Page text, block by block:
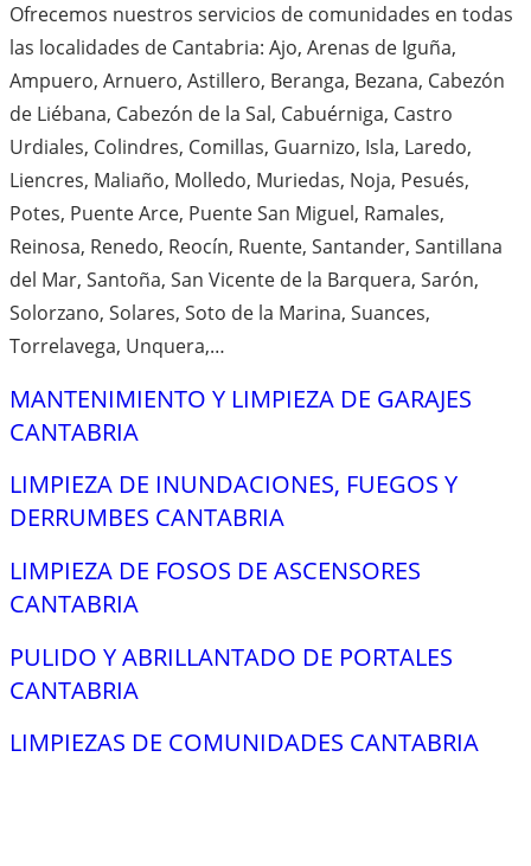
Ofrecemos nuestros servicios de comunidades en todas
las localidades de Cantabria: Ajo, Arenas de Iguña,
Ampuero, Arnuero, Astillero, Beranga, Bezana, Cabezón
de Liébana, Cabezón de la Sal, Cabuérniga, Castro
Urdiales, Colindres, Comillas, Guarnizo, Isla, Laredo,
Liencres, Maliaño, Molledo, Muriedas, Noja, Pesués,
Potes, Puente Arce, Puente San Miguel, Ramales,
Reinosa, Renedo, Reocín, Ruente, Santander, Santillana
del Mar, Santoña, San Vicente de la Barquera, Sarón,
Solorzano, Solares, Soto de la Marina, Suances,
Torrelavega, Unquera,…
MANTENIMIENTO Y LIMPIEZA DE GARAJES
CANTABRIA
LIMPIEZA DE INUNDACIONES, FUEGOS Y
DERRUMBES CANTABRIA
LIMPIEZA DE FOSOS DE ASCENSORES
CANTABRIA
PULIDO Y ABRILLANTADO DE PORTALES
CANTABRIA
LIMPIEZAS DE COMUNIDADES CANTABRIA